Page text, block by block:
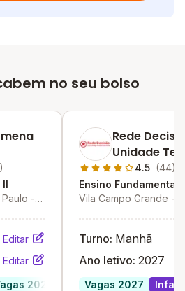
no seu bolso
-
Editar
Editar
2027
Rede
Unidade
4.5 (44)
Ensino Fundamental
Vila Campo Grande -
Turno: Manhã
Ano letivo: 2027
Vagas 2027